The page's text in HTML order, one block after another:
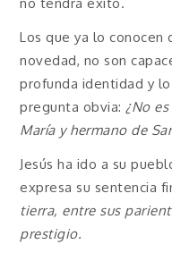
Los que ya lo conocen
novedad, no son
profunda identidad y
pregunta obvia:¿No
María y hermano de
Jesús ha ido a su
expresa su sentencia
tierra, entre sus
prestigio.